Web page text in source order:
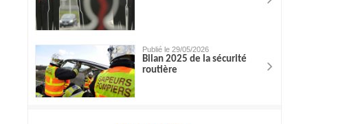
Publié le 29/05/2026
Bilan 2025 de la sécurité
routière